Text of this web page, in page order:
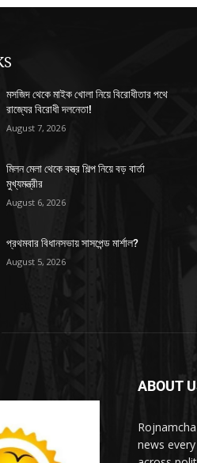
মসজিদ থেকে মাইক খোলা নিয়ে বিরোধীতার পথে
রাজ্যের বিরোধী দলনেতা!
August 7, 2026
মিলন মেলা থেকে বস্ত্র শিল্প নিয়ে বড় বার্তা
মুখ্যমন্ত্রীর
August 6, 2026
প্রথমবার বিধানসভায় সাসপেন্ড মার্শাল?
August 5, 2026
ABOUT
news